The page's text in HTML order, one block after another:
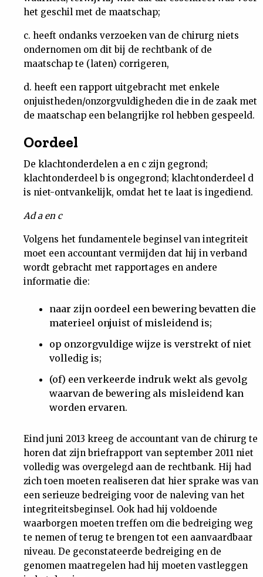
het geschil met de maatschap;
c. heeft ondanks verzoeken van de chirurg niets
ondernomen om dit bij de rechtbank of de
maatschap te (laten) corrigeren,
d. heeft een rapport uitgebracht met enkele
onjuistheden/onzorgvuldigheden die in de zaak met
de maatschap een belangrijke rol hebben gespeeld.
Oordeel
De klachtonderdelen a en c zijn gegrond;
klachtonderdeel b is ongegrond; klachtonderdeel d
is niet-ontvankelijk, omdat het te laat is ingediend.
Ad a en c
Volgens het fundamentele beginsel van integriteit
moet een accountant vermijden dat hij in verband
wordt gebracht met rapportages en andere
informatie die:
naar zijn oordeel een bewering bevatten die
materieel onjuist of misleidend is;
op onzorgvuldige wijze is verstrekt of niet
volledig is;
(of) een verkeerde indruk wekt als gevolg
waarvan de bewering als misleidend kan
worden ervaren.
Eind juni 2013 kreeg de accountant van de chirurg te
horen dat zijn briefrapport van september 2011 niet
volledig was overgelegd aan de rechtbank. Hij had
zich toen moeten realiseren dat hier sprake was van
een serieuze bedreiging voor de naleving van het
integriteitsbeginsel. Ook had hij voldoende
waarborgen moeten treffen om die bedreiging weg
te nemen of terug te brengen tot een aanvaardbaar
niveau. De geconstateerde bedreiging en de
genomen maatregelen had hij moeten vastleggen